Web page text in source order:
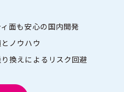
面も安心の国内開発
ノウハウ
換えによるリスク回避